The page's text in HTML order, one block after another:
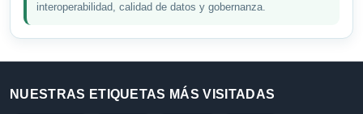
interoperabilidad, calidad de datos y gobernanza.
NUESTRAS ETIQUETAS MÁS VISITADAS